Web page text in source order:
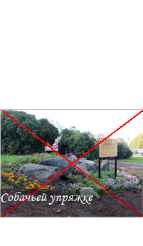
Собачьей упряжке